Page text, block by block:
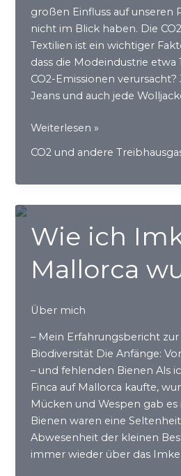
großen Einfluss auf unseren
nicht im Blick haben. Die
Textilien ist ein wichtiger
dass die Modeindustrie etwa
CO2-Emissionen verursacht?
Jeans und auch jede
Jeans,
Sieh
genauer
hin!
Weiterlesen »
CO2 und andere
Wie ich
Mallorca
Über mich
– Mein Erfahrungsbericht
Biodiversität Die Anfänge:
– und fehlenden Bienen Als
Finca auf Mallorca kaufte,
Mücken und Wespen gab
Bienen waren eine
Abwesenheit der kleinen
immer wieder über das